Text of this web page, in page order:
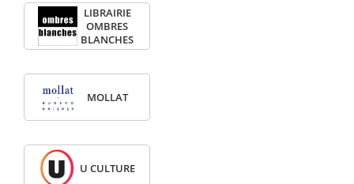
LIBRAIRIE
OMBRES
BLANCHES
MOLLAT
U CULTURE